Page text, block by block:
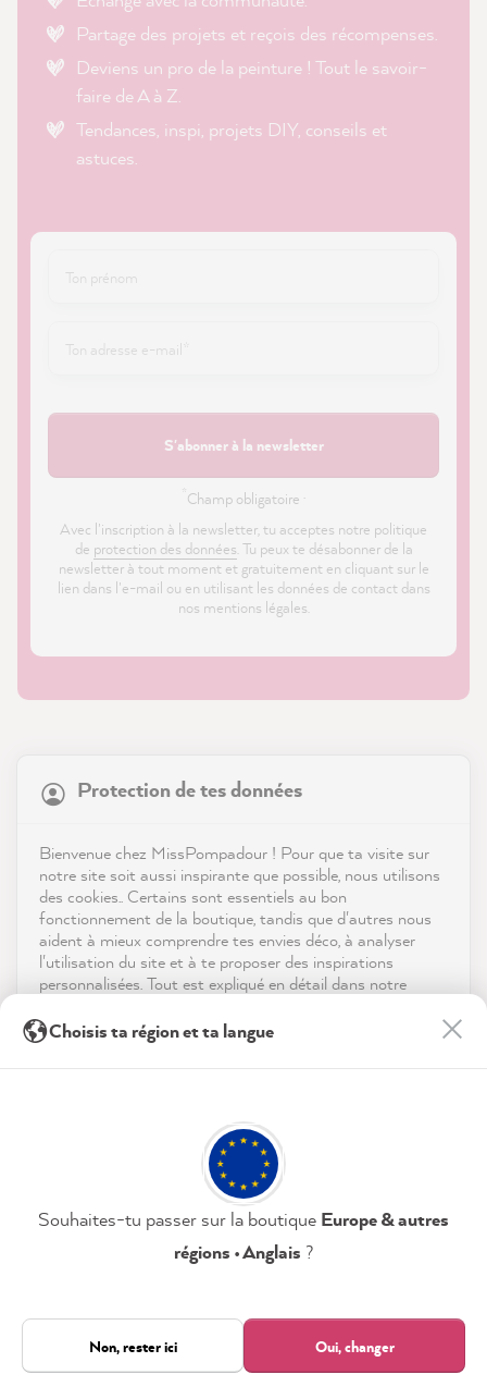
Partage des projets et reçois des récompenses.
Deviens un pro de la peinture ! Tout le savoir-
faire de A à Z.
Tendances, inspi, projets DIY, conseils et
astuces.
S'abonner à la newsletter
Champ obligatoire ·
Avec l'inscription à la newsletter, tu acceptes notre politique
de protection des données. Tu peux te désabonner de la
newsletter à tout moment et gratuitement en cliquant sur le
lien dans l'e-mail ou en utilisant les données de contact dans
nos mentions légales.
Boutique
Service
Contact
Télécharger l'appli
Les médias sociaux
Tous les prix incluent la TVA légale.
Protection de tes données
Bienvenue chez MissPompadour ! Pour que ta visite sur
notre site soit aussi inspirante que possible, nous utilisons
des cookies.. Certains sont essentiels au bon
fonctionnement de la boutique, tandis que d'autres nous
aident à mieux comprendre tes envies déco, à analyser
l'utilisation du site et à te proposer des inspirations
personnalisées. Tout est expliqué en détail dans notre
En cliquant sur « Tout accepter », tu nous autorises à
peaufiner ton expérience avec nous. Pas d'inquiétude, tu
Politique de confidentialité
Mentions légales
Paramètres
Uniquement nécessaire
21 923Avis
reviews-io
Client vérifié
J'ai commandé le kit de démarrage. Tout ce
que nous sommes prêts à partir, nous
voulons embellir notre cuisine.
Partager
Twitter
Facebook
CosyColours Wax Brush - Wachspinsel
Ça s'est étonnamment bien passé avec le
pinceau.
Choisis ta région et ta langue
Souhaites-tu passer sur la boutique Europe & autres
régions • Anglais ?
Non, rester ici Oui, changer